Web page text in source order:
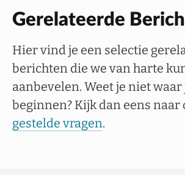
Gerelateerde
Hier vind je een selectie
berichten die we van harte
aanbevelen. Weet je niet
beginnen? Kijk dan eens naar
gestelde vragen.